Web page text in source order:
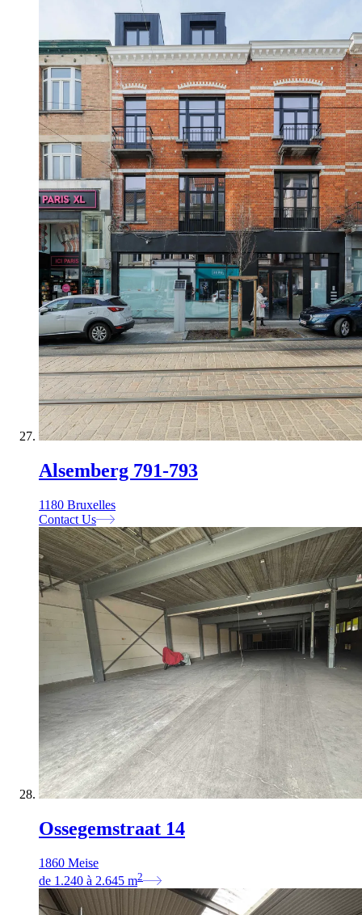
Alsemberg 791-793
1180 Bruxelles
Contact Us
Ossegemstraat 14
1860 Meise
de 1.240 à 2.645 m2